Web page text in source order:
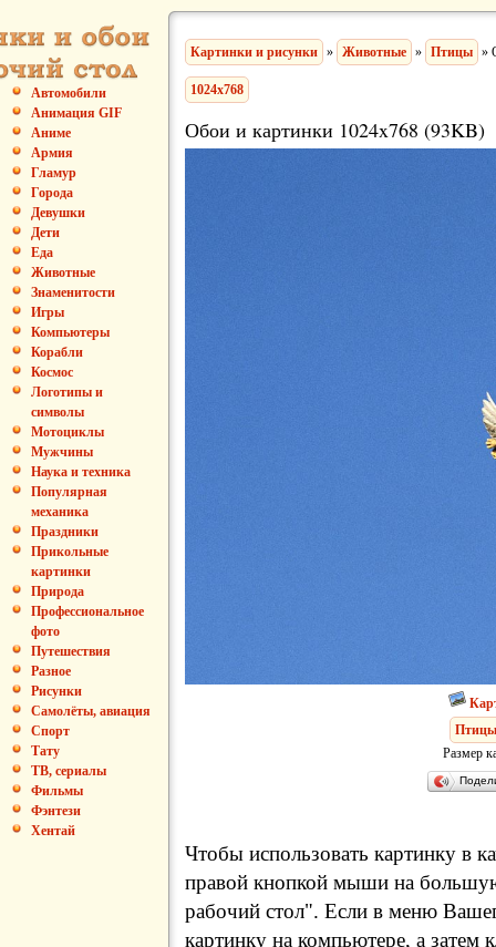
Автомобили
Анимация GIF
Аниме
Армия
Гламур
Города
Девушки
Дети
Еда
Животные
Знаменитости
Игры
Компьютеры
Корабли
Космос
Логотипы и
символы
Мотоциклы
Мужчины
Наука и техника
Популярная
механика
Праздники
Прикольные
картинки
Природа
Профессиональное
фото
Путешествия
Разное
Рисунки
Самолёты, авиация
Спорт
Тату
ТВ, сериалы
Фильмы
Фэнтези
Хентай
Картинки и рисунки » Животные » Птицы »
1024x768
Обои и картинки 1024x768 (93KB)
Птицы
Размер
Чтобы использовать картинку в
правой кнопкой мыши на
рабочий стол". Если в меню
картинку на компьютере, а затем